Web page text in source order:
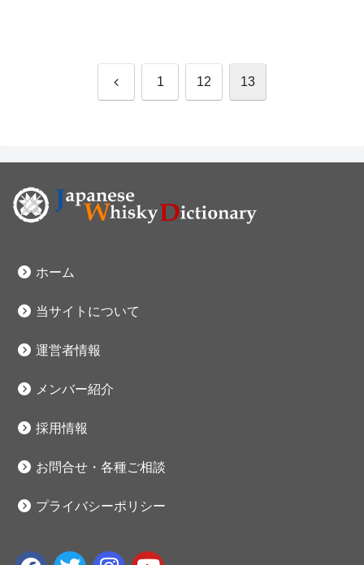
前 1 12 13
ホーム
当サイトについて
運営者情報
メンバー紹介
採用情報
お問合せ・各種ご相談
プライバシーポリシー